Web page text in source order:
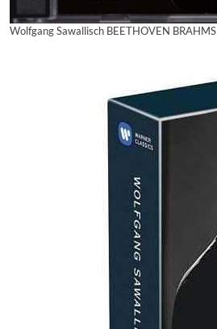
Wolfgang Sawallisch BEETHOVEN BRAHMS